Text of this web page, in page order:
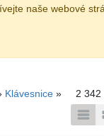
naše webové
Klávesnice »
2 342